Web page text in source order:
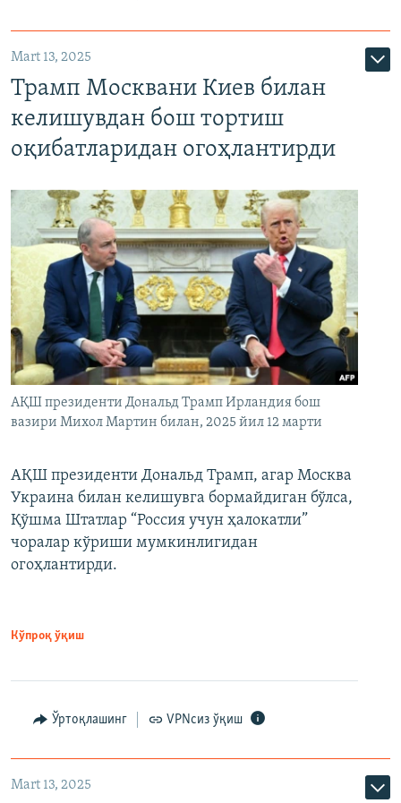
Mart 13, 2025
Трамп Москвани Киев билан
келишувдан бош тортиш
оқибатларидан огоҳлантирди
АҚШ президенти Дональд Трамп Ирландия бош
вазири Михол Мартин билан, 2025 йил 12 марти
АҚШ президенти Дональд Трамп, агар Москва
Украина билан келишувга бормайдиган бўлса,
Қўшма Штатлар “Россия учун ҳалокатли”
чоралар кўриши мумкинлигидан
огоҳлантирди.
Кўпроқ ўқиш
Ўртоқлашинг VPNсиз ўқиш
Mart 13, 2025